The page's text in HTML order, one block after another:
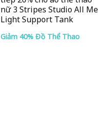
nữ 3 Stripes Studio All Me
Light Support Tank
Giảm 40% Đồ Thể Thao